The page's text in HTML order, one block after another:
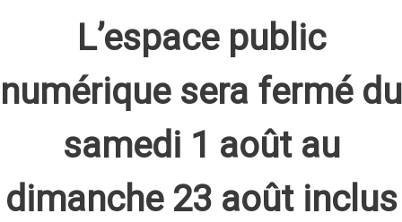
L’espace public
numérique sera fermé du
samedi 1 août au
dimanche 23 août inclus